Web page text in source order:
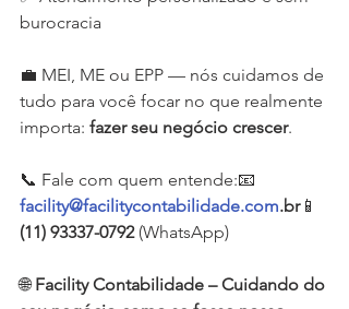
burocracia
💼 MEI, ME ou EPP — nós cuidamos de
tudo para você focar no que realmente
importa: fazer seu negócio crescer.
📞 Fale com quem entende:📧
facility@facilitycontabilidade.com.br📱
(11) 93337-0792 (WhatsApp)
🌐 Facility Contabilidade – Cuidando do